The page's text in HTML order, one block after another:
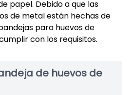
papel. Debido a que las
de metal están hechas de
para huevos de
con los requisitos.
de huevos de